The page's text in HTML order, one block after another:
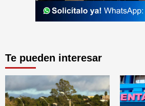
Te pueden interesar